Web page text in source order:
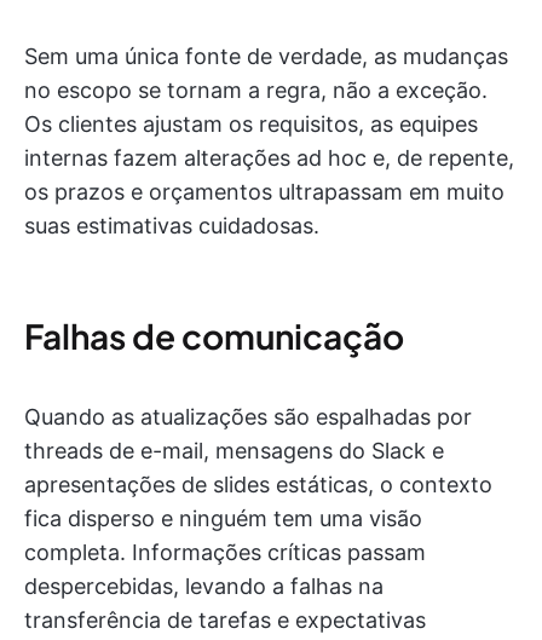
Sem uma única fonte de verdade, as mudanças
no escopo se tornam a regra, não a exceção.
Os clientes ajustam os requisitos, as equipes
internas fazem alterações ad hoc e, de repente,
os prazos e orçamentos ultrapassam em muito
suas estimativas cuidadosas.
Falhas de comunicação
Quando as atualizações são espalhadas por
threads de e-mail, mensagens do Slack e
apresentações de slides estáticas, o contexto
fica disperso e ninguém tem uma visão
completa. Informações críticas passam
despercebidas, levando a falhas na
transferência de tarefas e expectativas